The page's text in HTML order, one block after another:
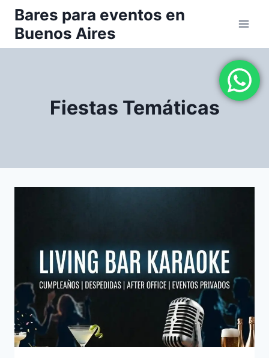
Saltar
contenido
Bares para eventos en
Buenos Aires
Fiestas Temáticas